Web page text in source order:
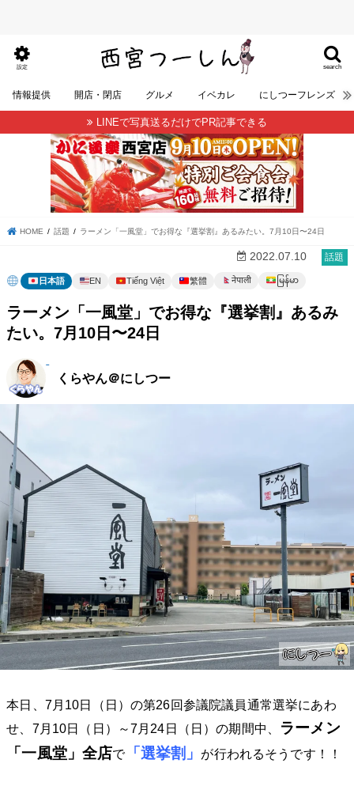
search
設定
情報提供 開店・閉店 グルメ イベカレ にしつーフレンズ
LINEで写真送るだけでPR記事できる
HOME 話題 ラーメン「一風堂」でお得な『選挙割』あるみたい。7月10日〜24日
話題
2022.07.10
日本語 EN Tiếng Việt 繁體 नेपाली မြန်မာ
ラーメン「一風堂」でお得な『選挙割』あるみ
たい。7月10日〜24日
くらやん＠にしつー
本日、7月10日（日）の第26回参議院議員通常選挙にあわ
せ、7月10日（日）～7月24日（日）の期間中、
ラーメン
「一風堂」全店で「選挙割」 が行われるそうです！！